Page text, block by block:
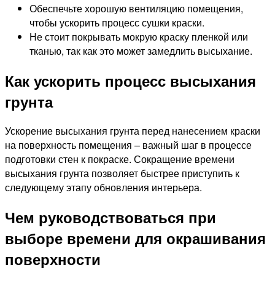
Обеспечьте хорошую вентиляцию помещения,
чтобы ускорить процесс сушки краски.
Не стоит покрывать мокрую краску пленкой или
тканью, так как это может замедлить высыхание.
Как ускорить процесс высыхания
грунта
Ускорение высыхания грунта перед нанесением краски
на поверхность помещения – важный шаг в процессе
подготовки стен к покраске. Сокращение времени
высыхания грунта позволяет быстрее приступить к
следующему этапу обновления интерьера.
Чем руководствоваться при
выборе времени для окрашивания
поверхности